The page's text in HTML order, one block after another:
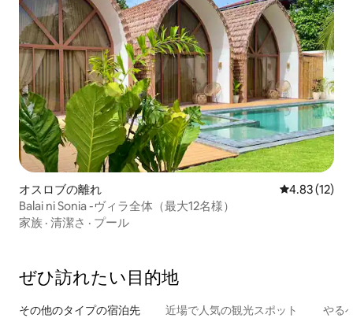
オスロブの離れ レビュー12
4.83 (12)
Balai ni Sonia -ヴィラ全体（最大12名様）
家族 · 清潔さ · プール
ぜひ訪⁠れ⁠た⁠い目⁠的⁠地
その他のタ⁠イ⁠プ⁠の宿⁠泊⁠先 近場で人気の観光スポット やる